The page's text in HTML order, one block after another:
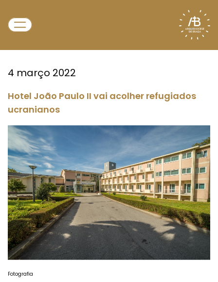
4 março 2022
Hotel João Paulo II vai acolher refugiados
ucranianos
Fotografia